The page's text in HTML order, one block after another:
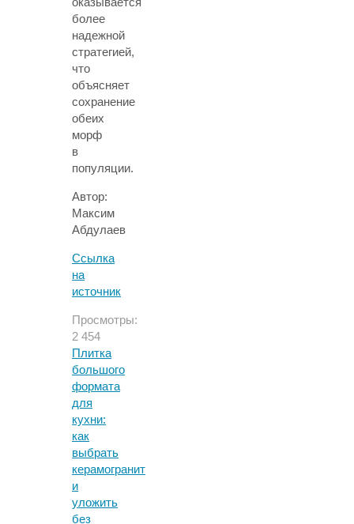
более
надежной
стратегией,
что
объясняет
сохранение
обеих
морф
в
популяции.
Автор:
Максим
Абдулаев
Ссылка
на
источник
Просмотры:
2 454
Плитка
большого
формата
для
кухни:
как
выбрать
керамогранит
и
уложить
без